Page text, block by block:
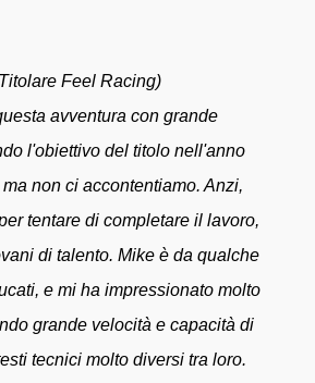
Feel Racing)
avventura con grande
l'obiettivo del titolo nell'anno
non ci accontentiamo. Anzi,
tentare di completare il lavoro,
di talento. Mike è da qualche
e mi ha impressionato molto
grande velocità e capacità di
tecnici molto diversi tra loro.